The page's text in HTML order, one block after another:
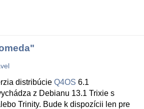
distribúcie Q4OS 6.1
z Debianu 13.1 Trixie s
Trinity. Bude k dispozícii len pre